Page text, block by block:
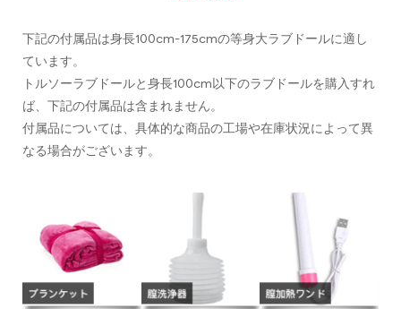
下記の付属品は身長100cm-175cmの等身大ラブドールに適し
ています。
トルソーラブドールと身長100cm以下のラブドールを購入すれ
ば、下記の付属品は含まれません。
付属品については、具体的な商品の工場や在庫状況によって異
なる場合がございます。